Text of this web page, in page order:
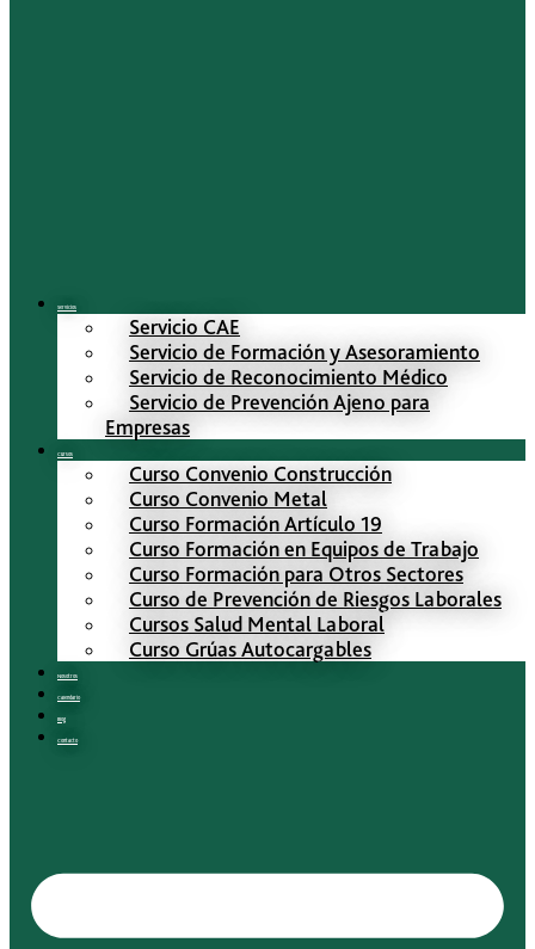
Servicios
Servicio CAE
Servicio de Formación y Asesoramiento
Servicio de Reconocimiento Médico
Servicio de Prevención Ajeno para
Empresas
Cursos
Curso Convenio Construcción
Curso Convenio Metal
Curso Formación Artículo 19
Curso Formación en Equipos de Trabajo
Curso Formación para Otros Sectores
Curso de Prevención de Riesgos Laborales
Cursos Salud Mental Laboral
Curso Grúas Autocargables
Nosotros
Calendario
Blog
Contacto